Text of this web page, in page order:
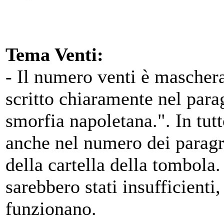
Tema Venti:
- Il numero venti è
scritto chiaramente nel
smorfia napoletana.". In
anche nel numero dei
della cartella della
sarebbero stati
funzionano.